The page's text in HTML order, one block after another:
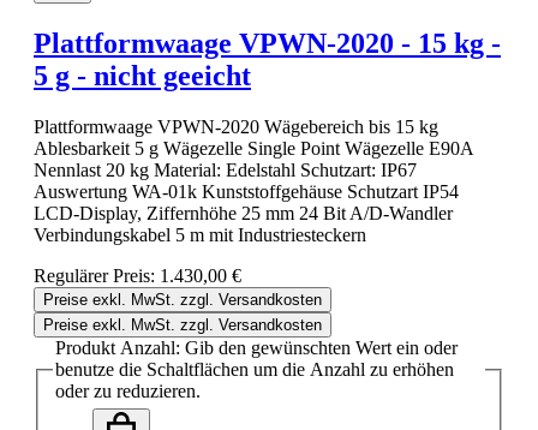
Plattformwaage VPWN-2020 - 15 kg -
5 g - nicht geeicht
Plattformwaage VPWN-2020 Wägebereich bis 15 kg
Ablesbarkeit 5 g Wägezelle Single Point Wägezelle E90A
Nennlast 20 kg Material: Edelstahl Schutzart: IP67
Auswertung WA-01k Kunststoffgehäuse Schutzart IP54
LCD-Display, Ziffernhöhe 25 mm 24 Bit A/D-Wandler
Verbindungskabel 5 m mit Industriesteckern
Regulärer Preis: 1.430,00 €
Preise exkl. MwSt. zzgl. Versandkosten
Preise exkl. MwSt. zzgl. Versandkosten
Produkt Anzahl: Gib den gewünschten Wert ein oder
benutze die Schaltflächen um die Anzahl zu erhöhen
oder zu reduzieren.